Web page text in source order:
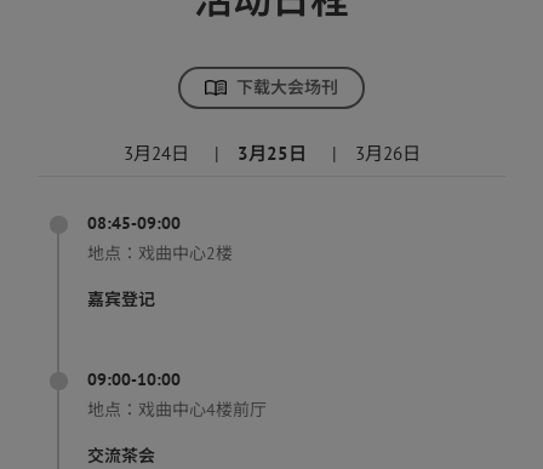
下载大会场刊
3月24日 | 3月25日 | 3月26日
08:45-09:00
地点： 戏曲中心2楼
嘉宾登记
09:00-10:00
地点： 戏曲中心4楼前厅
交流茶会